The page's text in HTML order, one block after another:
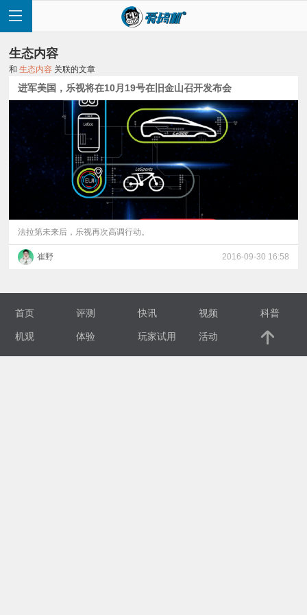
页
快
讯
评
测
视
生态内容
和生态内容 关联的文章
进军美国，乐视将在10月19号在旧金山召开发布会
法拉第未来后，乐视再次高调行动。
崔野 2016-09-30 16:58
首页 评测 快讯 视频 科普
机观 体验 玩家试用 活动